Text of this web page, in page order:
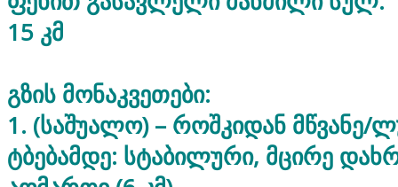
15 კმ
გზის მონაკვეთები:
1. (საშუალო) – როშკიდან მწვანე/
ტბებამდე: სტაბილური, მცირე